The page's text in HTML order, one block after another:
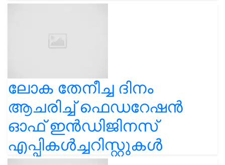
ലോക തേനീച്ച ദിനം
ആചരിച്ച് ഫെഡറേഷൻ
ഓഫ് ഇൻഡിജിനസ്
എപ്പികൾച്ചറിസ്റ്റുകൾ